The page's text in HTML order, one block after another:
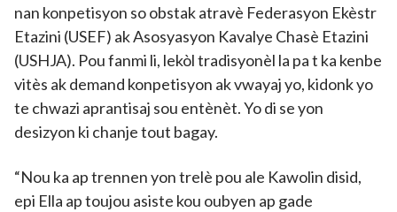
nan konpetisyon so obstak atravè Federasyon Ekèstr
Etazini (USEF) ak Asosyasyon Kavalye Chasè Etazini
(USHJA). Pou fanmi li, lekòl tradisyonèl la pa t ka kenbe
vitès ak demand konpetisyon ak vwayaj yo, kidonk yo
te chwazi aprantisaj sou entènèt. Yo di se yon
desizyon ki chanje tout bagay.
“Nou ka ap trennen yon trelè pou ale Kawolin disid,
epi Ella ap toujou asiste kou oubyen ap gade